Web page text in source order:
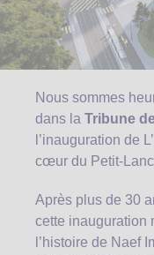
Nous sommes
dans la Tribune
l’inauguration de
cœur du Petit-
Après plus de 30
cette inauguration
l’histoire de Naef